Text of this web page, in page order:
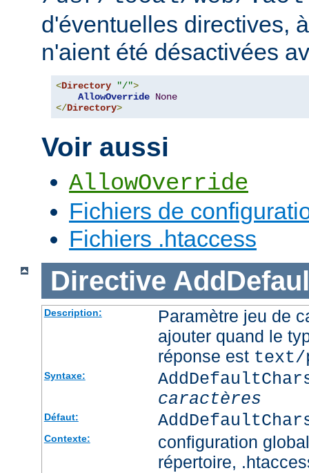
d'éventuelles directives,
n'aient été désactivées
<Directory "/">
AllowOverride None
</Directory>
Voir aussi
AllowOverride
Fichiers de
Fichiers .htaccess
Directive
Description:
Paramètre jeu de
ajouter quand le
réponse est text/
Syntaxe:
caractères
Défaut:
Contexte:
configuration
répertoire,